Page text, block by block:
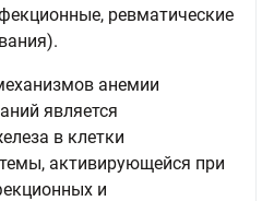
ревматические
анемии
является
в клетки
активирующейся при
и